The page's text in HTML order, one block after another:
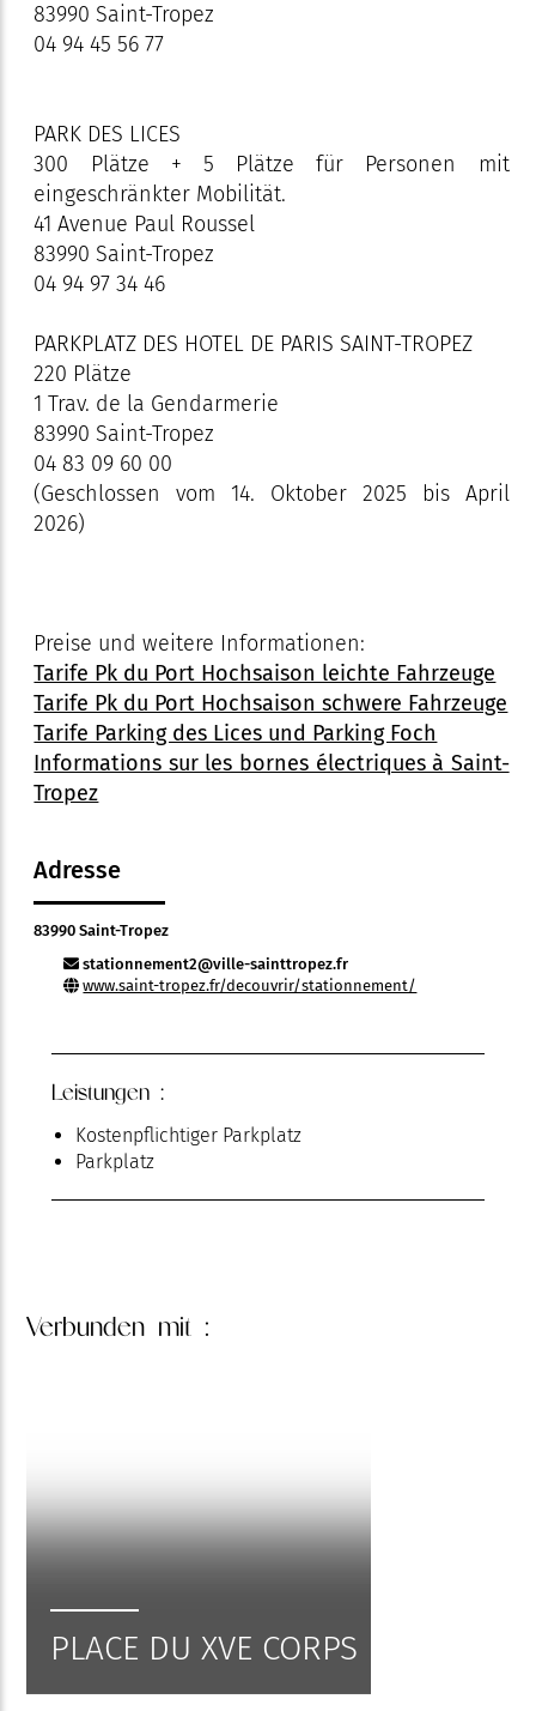
83990 Saint-Tropez
04 94 45 56 77
PARK DES LICES
300 Plätze + 5 Plätze für Personen mit
eingeschränkter Mobilität.
41 Avenue Paul Roussel
83990 Saint-Tropez
04 94 97 34 46
PARKPLATZ DES HOTEL DE PARIS SAINT-TROPEZ
220 Plätze
1 Trav. de la Gendarmerie
83990 Saint-Tropez
04 83 09 60 00
(Geschlossen vom 14. Oktober 2025 bis April
2026)
Preise und weitere Informationen:
Tarife Pk du Port Hochsaison leichte Fahrzeuge
Tarife Pk du Port Hochsaison schwere Fahrzeuge
Tarife Parking des Lices und Parking Foch
Informations sur les bornes électriques à Saint-
Tropez
Adresse
83990 Saint-Tropez
stationnement2@ville-sainttropez.fr
www.saint-tropez.fr/decouvrir/stationnement/
Leistungen :
Kostenpflichtiger Parkplatz
Parkplatz
Verbunden mit :
PLACE DU XVE CORPS